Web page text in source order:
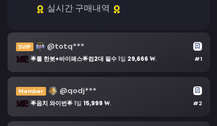
실시간 구매내역
SVIP @totq***
🌟롤 한봇+바이패스🌟컴2대 필수1일 29,666 ₩. #1
Member @qodj***
🌟옵치 와이번🌟1일 15,999 ₩. #2